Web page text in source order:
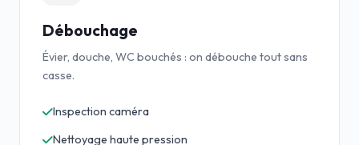
Débouchage
Évier, douche, WC bouchés : on débouche tout sans
casse.
Inspection caméra
Nettoyage haute pression